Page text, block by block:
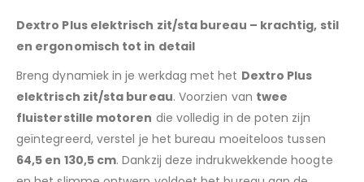
Dextro Plus elektrisch zit/sta bureau – krachtig, stil
en ergonomisch tot in detail
Breng dynamiek in je werkdag met het Dextro Plus
elektrisch zit/sta bureau. Voorzien van twee
fluisterstille motoren die volledig in de poten zijn
geïntegreerd, verstel je het bureau moeiteloos tussen
64,5 en 130,5 cm. Dankzij deze indrukwekkende hoogte